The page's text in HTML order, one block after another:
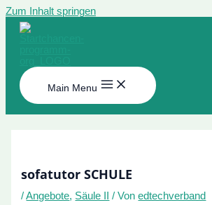
Zum Inhalt springen
Main Menu
sofatutor SCHULE
/Angebote, Säule II / Vonedtechverband